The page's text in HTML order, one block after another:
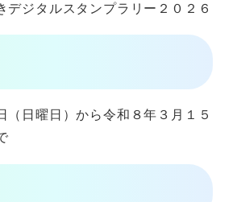
デジタルスタンプラリー２０２６
（日曜日）から令和８年３月１５